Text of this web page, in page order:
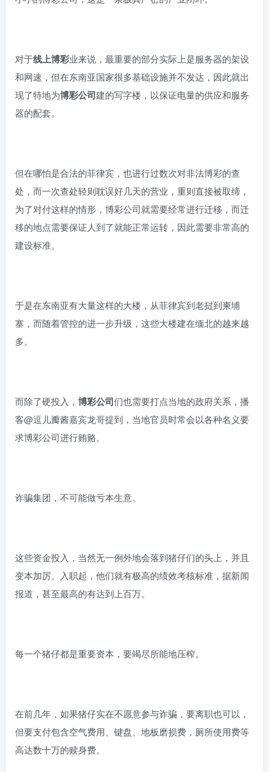
对于线上博彩业来说，最重要的部分实际上是服务器的架设
和网速，但在东南亚国家很多基础设施并不发达，因此就出
现了特地为博彩公司建的写字楼，以保证电量的供应和服务
器的配套。
但在哪怕是合法的菲律宾，也进行过数次对非法博彩的查
处，而一次查处轻则耽误好几天的营业，重则直接被取缔，
为了对付这样的情形，博彩公司就需要经常进行迁移，而迁
移的地点需要保证人到了就能正常运转，因此需要非常高的
建设标准。
于是在东南亚有大量这样的大楼，从菲律宾到老挝到柬埔
寨，而随着管控的进一步升级，这些大楼建在缅北的越来越
多。
而除了硬投入， 博彩公司们也需要打点当地的政府关系，播
客@逗儿瓣酱嘉宾龙哥提到，当地官员时常会以各种名义要
求博彩公司进行贿赂。
诈骗集团，不可能做亏本生意。
这些资金投入，当然无一例外地会落到猪仔们的头上，并且
变本加厉。入职起，他们就有极高的绩效考核标准，据新闻
报道，甚至最高的有达到上百万。
每一个猪仔都是重要资本，要竭尽所能地压榨。
在前几年，如果猪仔实在不愿意参与诈骗，要离职也可以，
但要支付包含空气费用、键盘、地板磨损费，厕所使用费等
高达数十万的赎身费。